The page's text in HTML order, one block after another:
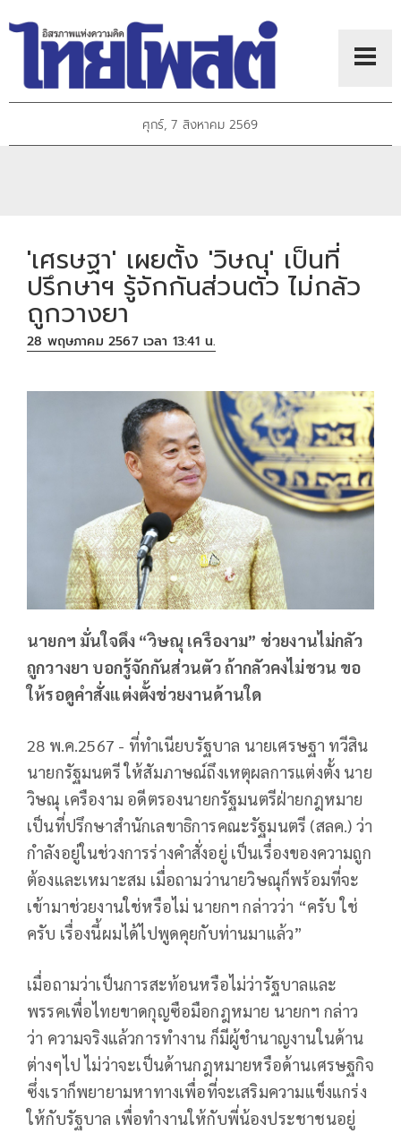
ศุกร์, 7 สิงหาคม 2569
'เศรษฐา' เผยตั้ง 'วิษณุ' เป็นที่
ปรึกษาฯ รู้จักกันส่วนตัว ไม่กลัว
ถูกวางยา
28 พฤษภาคม 2567 เวลา 13:41 น.
นายกฯ มั่นใจดึง “วิษณุ เครืองาม” ช่วยงานไม่กลัว
ถูกวางยา บอกรู้จักกันส่วนตัว ถ้ากลัวคงไม่ชวน ขอ
ให้รอดูคำสั่งแต่งตั้งช่วยงานด้านใด
28 พ.ค.2567 - ที่ทำเนียบรัฐบาล นายเศรษฐา ทวีสิน
นายกรัฐมนตรี ให้สัมภาษณ์ถึงเหตุผลการแต่งตั้ง นาย
วิษณุ เครืองาม อดีตรองนายกรัฐมนตรีฝ่ายกฎหมาย
เป็นที่ปรึกษาสำนักเลขาธิการคณะรัฐมนตรี (สลค.) ว่า
กำลังอยู่ในช่วงการร่างคำสั่งอยู่ เป็นเรื่องของความถูก
ต้องและเหมาะสม เมื่อถามว่านายวิษณุก็พร้อมที่จะ
เข้ามาช่วยงานใช่หรือไม่ นายกฯ กล่าวว่า “ครับ ใช่
ครับ เรื่องนี้ผมได้ไปพูดคุยกับท่านมาแล้ว”
เมื่อถามว่าเป็นการสะท้อนหรือไม่ว่ารัฐบาลและ
พรรคเพื่อไทยขาดกุญซือมือกฎหมาย นายกฯ กล่าว
ว่า ความจริงแล้วการทำงาน ก็มีผู้ชำนาญงานในด้าน
ต่างๆไป ไม่ว่าจะเป็นด้านกฎหมายหรือด้านเศรษฐกิจ
ซึ่งเราก็พยายามหาทางเพื่อที่จะเสริมความแข็งแกร่ง
ให้กับรัฐบาล เพื่อทำงานให้กับพี่น้องประชาชนอยู่